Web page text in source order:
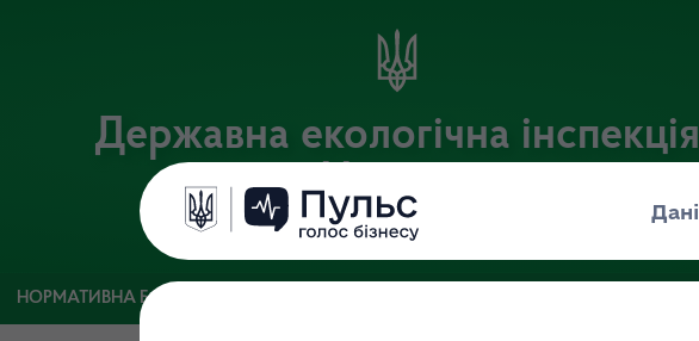
Державна екологічна інспекція
України
Офіційний веб-портал Державної екологічної інспекції України
НОРМАТИВНА БАЗА